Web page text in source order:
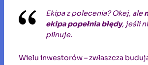
Ekipa z polecenia? Okej, ale
ekipa popełnia błędy, jeśli
pilnuje.
Wielu inwestorów – zwłaszcza